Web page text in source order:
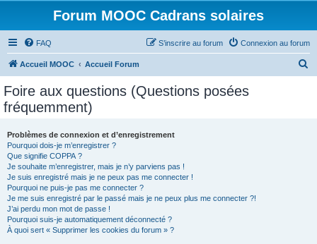
Forum MOOC Cadrans solaires
FAQ Connexion au forum
S’inscrire au forum
Accueil MOOC Accueil Forum
Foire aux questions (Questions posées
fréquemment)
Problèmes de connexion et d’enregistrement
Pourquoi dois-je m’enregistrer ?
Que signifie COPPA ?
Je souhaite m’enregistrer, mais je n’y parviens pas !
Je suis enregistré mais je ne peux pas me connecter !
Pourquoi ne puis-je pas me connecter ?
Je me suis enregistré par le passé mais je ne peux plus me connecter ?!
J’ai perdu mon mot de passe !
Pourquoi suis-je automatiquement déconnecté ?
À quoi sert « Supprimer les cookies du forum » ?